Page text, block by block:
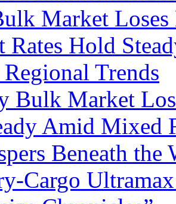
Bulk Market
Amid Mixed